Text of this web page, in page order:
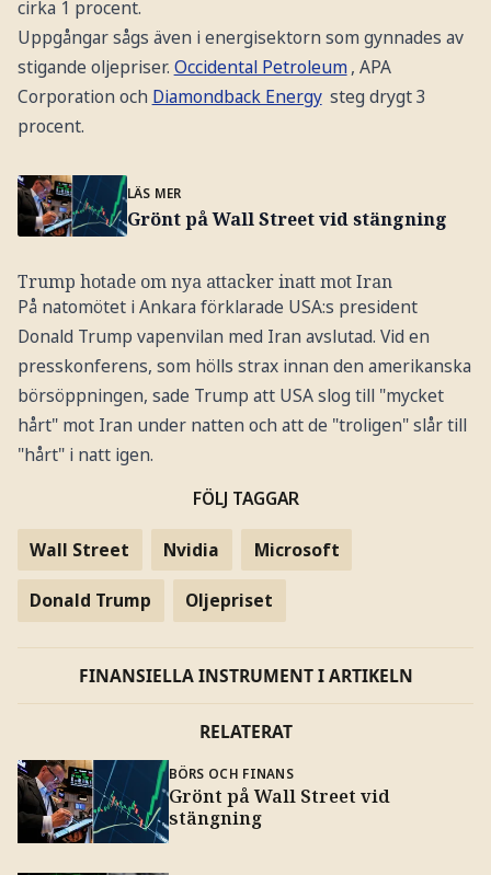
cirka 1 procent.
Uppgångar sågs även i energisektorn som gynnades av
stigande oljepriser. Occidental Petroleum , APA
Corporation och Diamondback Energy steg drygt 3
procent.
LÄS MER
Grönt på Wall Street vid stängning
Trump hotade om nya attacker inatt mot Iran
På natomötet i Ankara förklarade USA:s president
Donald Trump vapenvilan med Iran avslutad. Vid en
presskonferens, som hölls strax innan den amerikanska
börsöppningen, sade Trump att USA slog till "mycket
hårt" mot Iran under natten och att de "troligen" slår till
"hårt" i natt igen.
FÖLJ TAGGAR
Wall Street Nvidia Microsoft
Donald Trump Oljepriset
FINANSIELLA INSTRUMENT I ARTIKELN
RELATERAT
BÖRS OCH FINANS
Grönt på Wall Street vid
stängning